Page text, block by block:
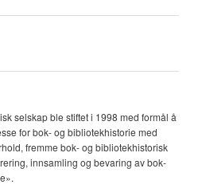
selskap ble stiftet i 1998 med formål å
for bok- og bibliotekhistorie med
fremme bok- og bibliotekhistorisk
innsamling og bevaring av bok-